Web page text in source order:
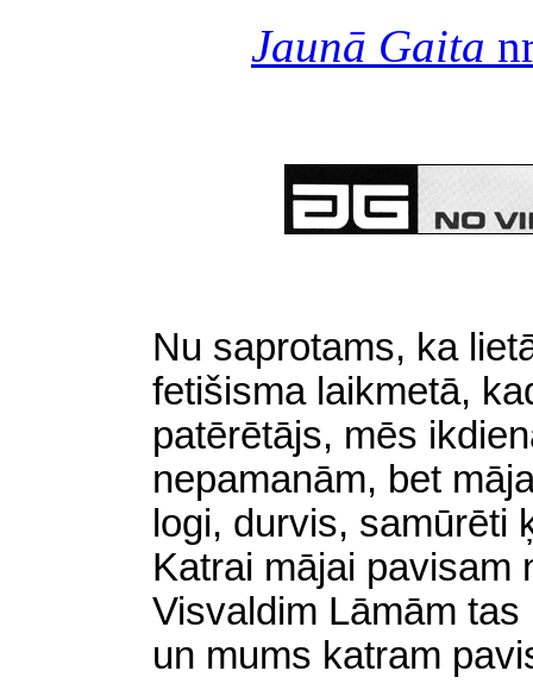
Jaunā Gaita
Nu saprotams, ka
fetišisma laikmetā,
patērētājs, mēs
nepamanām, bet
logi, durvis, samūrēti
Katrai mājai pavisam
Visvaldim Lāmām tas
un mums katram